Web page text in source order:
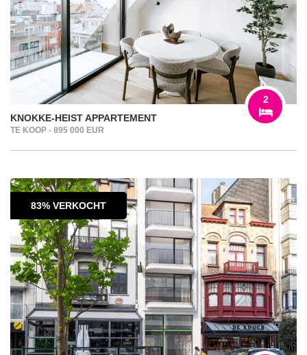
KNOKKE-HEIST APPARTEMENT
TE KOOP - 895 000 EUR
2
83% VERKOCHT